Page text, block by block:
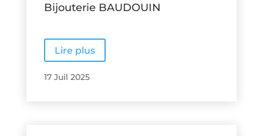
Bijouterie BAUDOUIN
Lire plus
17 Juil 2025